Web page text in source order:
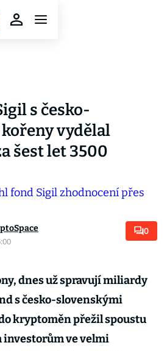
s česko-
vydělal
šest let 3500
0
dnes už spravují miliardy
s česko-slovenskými
kryptoměn přežil spoustu
investorům ve velmi